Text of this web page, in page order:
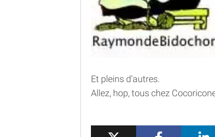
Et pleins d'autres.
Allez, hop, tous chez